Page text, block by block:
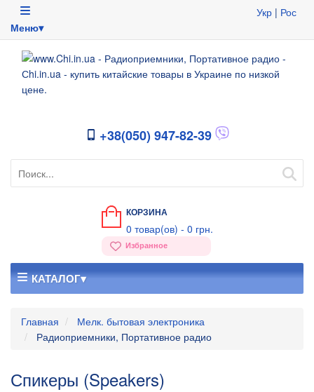
Меню▾
Укр | Рос
+38(050) 947-82-39
КОРЗИНА
0 товар(ов) - 0 грн.
Избранное
КАТАЛОГ▾
Главная
Мелк. бытовая электроника
Радиоприемники, Портативное радио
Спикеры (Speakers)